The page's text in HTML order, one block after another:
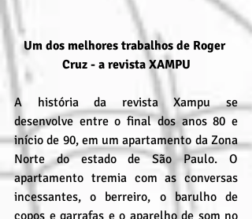
Um dos melhores trabalhos de Roger
Cruz - a revista XAMPU
A história da revista Xampu se
desenvolve entre o final dos anos 80 e
início de 90, em um apartamento da Zona
Norte do estado de São Paulo. O
apartamento tremia com as conversas
incessantes, o berreiro, o barulho de
copos e garrafas e o aparelho de som no